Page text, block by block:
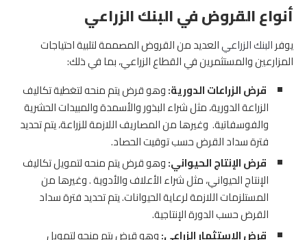
أنواع القروض في البنك الزراعي
يوفرالبنك الزراعيالعديد من القروض المصممة لتلبية احتياجات
المزارعين والمستثمرين في القطاع الزراعي، بما في ذلك:
قرض الزراعات الدورية:وهو قرض يتم منحه لتغطية تكاليف
الزراعة الدورية، مثل شراء البذور والأسمدة والمبيدات الحشرية
والفوسفاتية. وغيرها من المصاريف اللازمة للزراعة، يتم تحديد
فترة سداد القرض حسب توقيت الحصاد.
قرض الإنتاج الحيواني:وهو قرض يتم منحه لتمويل تكاليف
الإنتاج الحيواني، مثل شراء الأعلاف والأدوية . وغيرها من
المستلزمات اللازمة لرعاية الحيوانات. يتم تحديد فترة سداد
القرض حسب الدورة الإنتاجية.
قرض الاستثمار الزراعي:وهو قرض يتم منحه لتمويل